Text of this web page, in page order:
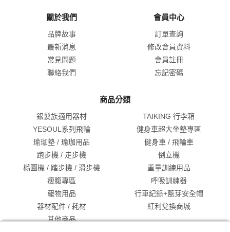
關於我們
品牌故事
最新消息
常見問題
聯絡我們
會員中心
訂單查詢
修改會員資料
會員註冊
忘記密碼
商品分類
銀髮族適用器材
TAIKING 行李箱
YESOUL系列飛輪
健身車超大坐墊專區
瑜珈墊 / 瑜珈用品
健身車 / 飛輪車
跑步機 / 走步機
倒立機
橢圓機 / 踏步機 / 滑步機
重量訓練用品
瘦腹專區
呼吸訓練器
寵物用品
行車紀錄+藍芽安全帽
器材配件 / 耗材
紅利兌換商城
其他商品